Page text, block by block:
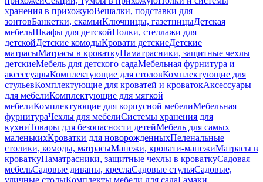
хранения в прихожуюВешалки, подставки для
зонтовБанкетки, скамьиКлючницы, газетницыДетская
мебельШкафы для детскойПолки, стеллажи для
детскойДетские комодыКровати детскиеДетские
матрасыМатрасы в кроваткуНаматрасники, защитные чехлы
детскиеМебель для детского садаМебельная фурнитура и
аксессуарыКомплектующие для столовКомплектующие для
стульевКомплектующие для кроватей и кроватокАксессуары
для мебелиКомплектующие для мягкой
мебелиКомплектующие для корпусной мебелиМебельная
фурнитураЧехлы для мебелиСистемы хранения для
кухниТовары для безопасности детейМебель для самых
маленькихКроватки для новорожденныхПеленальные
столики, комоды, матрасыМанежи, кровати-манежиМатрасы в
кроваткуНаматрасники, защитные чехлы в кроваткуСадовая
мебельСадовые диваны, креслаСадовые стульяСадовые,
уличные столыКомплекты мебели для садаГамаки,